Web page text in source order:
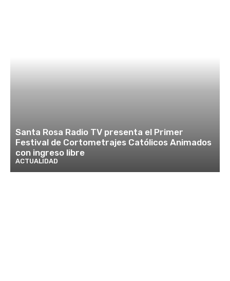
Santa Rosa Radio TV presenta el Primer
Festival de Cortometrajes Católicos Animados
con ingreso libre
ACTUALIDAD